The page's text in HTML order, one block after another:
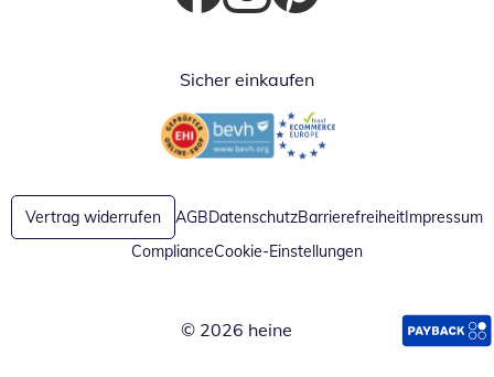
Öffnet in neuem Fenster
Öffnet in neuem Fenster
Öffnet in neuem Fenster
Sicher einkaufen
Öffnet in neuem FensterÖffnet in neuem Fenster
Vertrag widerrufen AGBDatenschutzBarrierefreiheitImpressum
ComplianceCookie-Einstellungen
© 2026 heine